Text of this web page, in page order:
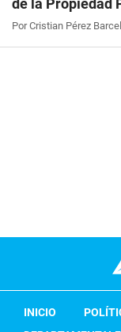
Por Cristian Pérez
INICIO